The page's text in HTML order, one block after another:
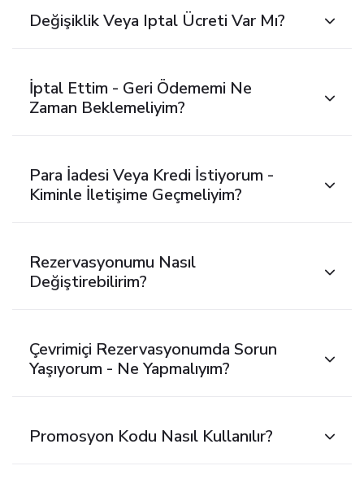
Değişiklik Veya Iptal Ücreti Var Mı?
İptal Ettim - Geri Ödememi Ne
Zaman Beklemeliyim?
Para İadesi Veya Kredi İstiyorum -
Kiminle İletişime Geçmeliyim?
Rezervasyonumu Nasıl
Değiştirebilirim?
Çevrimiçi Rezervasyonumda Sorun
Yaşıyorum - Ne Yapmalıyım?
Promosyon Kodu Nasıl Kullanılır?